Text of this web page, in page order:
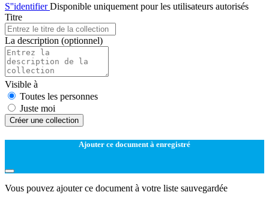
S''identifierDisponible uniquement pour les utilisateurs autorisés
Titre
La description (optionnel)
Visible à
Toutes les personnes
Juste moi
Créer une collection
Ajouter ce document à enregistré
Vous pouvez ajouter ce document à votre liste sauvegardée